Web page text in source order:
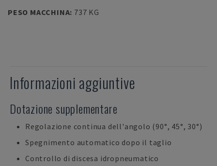
PESO MACCHINA: 737 KG
Informazioni aggiuntive
Dotazione supplementare
Regolazione continua dell'angolo (90°, 45°, 30°)
Spegnimento automatico dopo il taglio
Controllo di discesa idropneumatico